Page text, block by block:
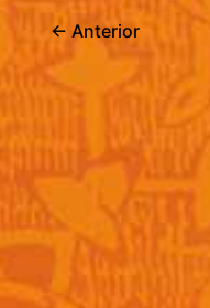
← Anterior